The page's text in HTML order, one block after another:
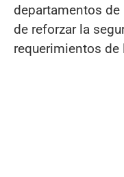
departamentos
de reforzar la
requerimientos